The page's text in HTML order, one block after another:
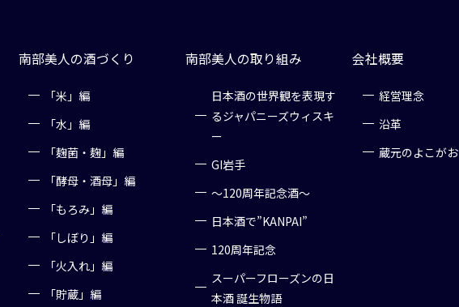
南部美人の酒づくり
「米」編
「水」編
「麹菌・麹」編
「酵母・酒母」編
「もろみ」編
「しぼり」編
「火入れ」編
「貯蔵」編
南部美人の取り組み
日本酒の世界観を表現す
るジャパニーズウィスキ
ー
GI岩手
～120周年記念酒～
日本酒で”KANPAI”
120周年記念
スーパーフローズンの日
本酒 誕生物語
会社概要
経営理念
沿革
蔵元のよこがお